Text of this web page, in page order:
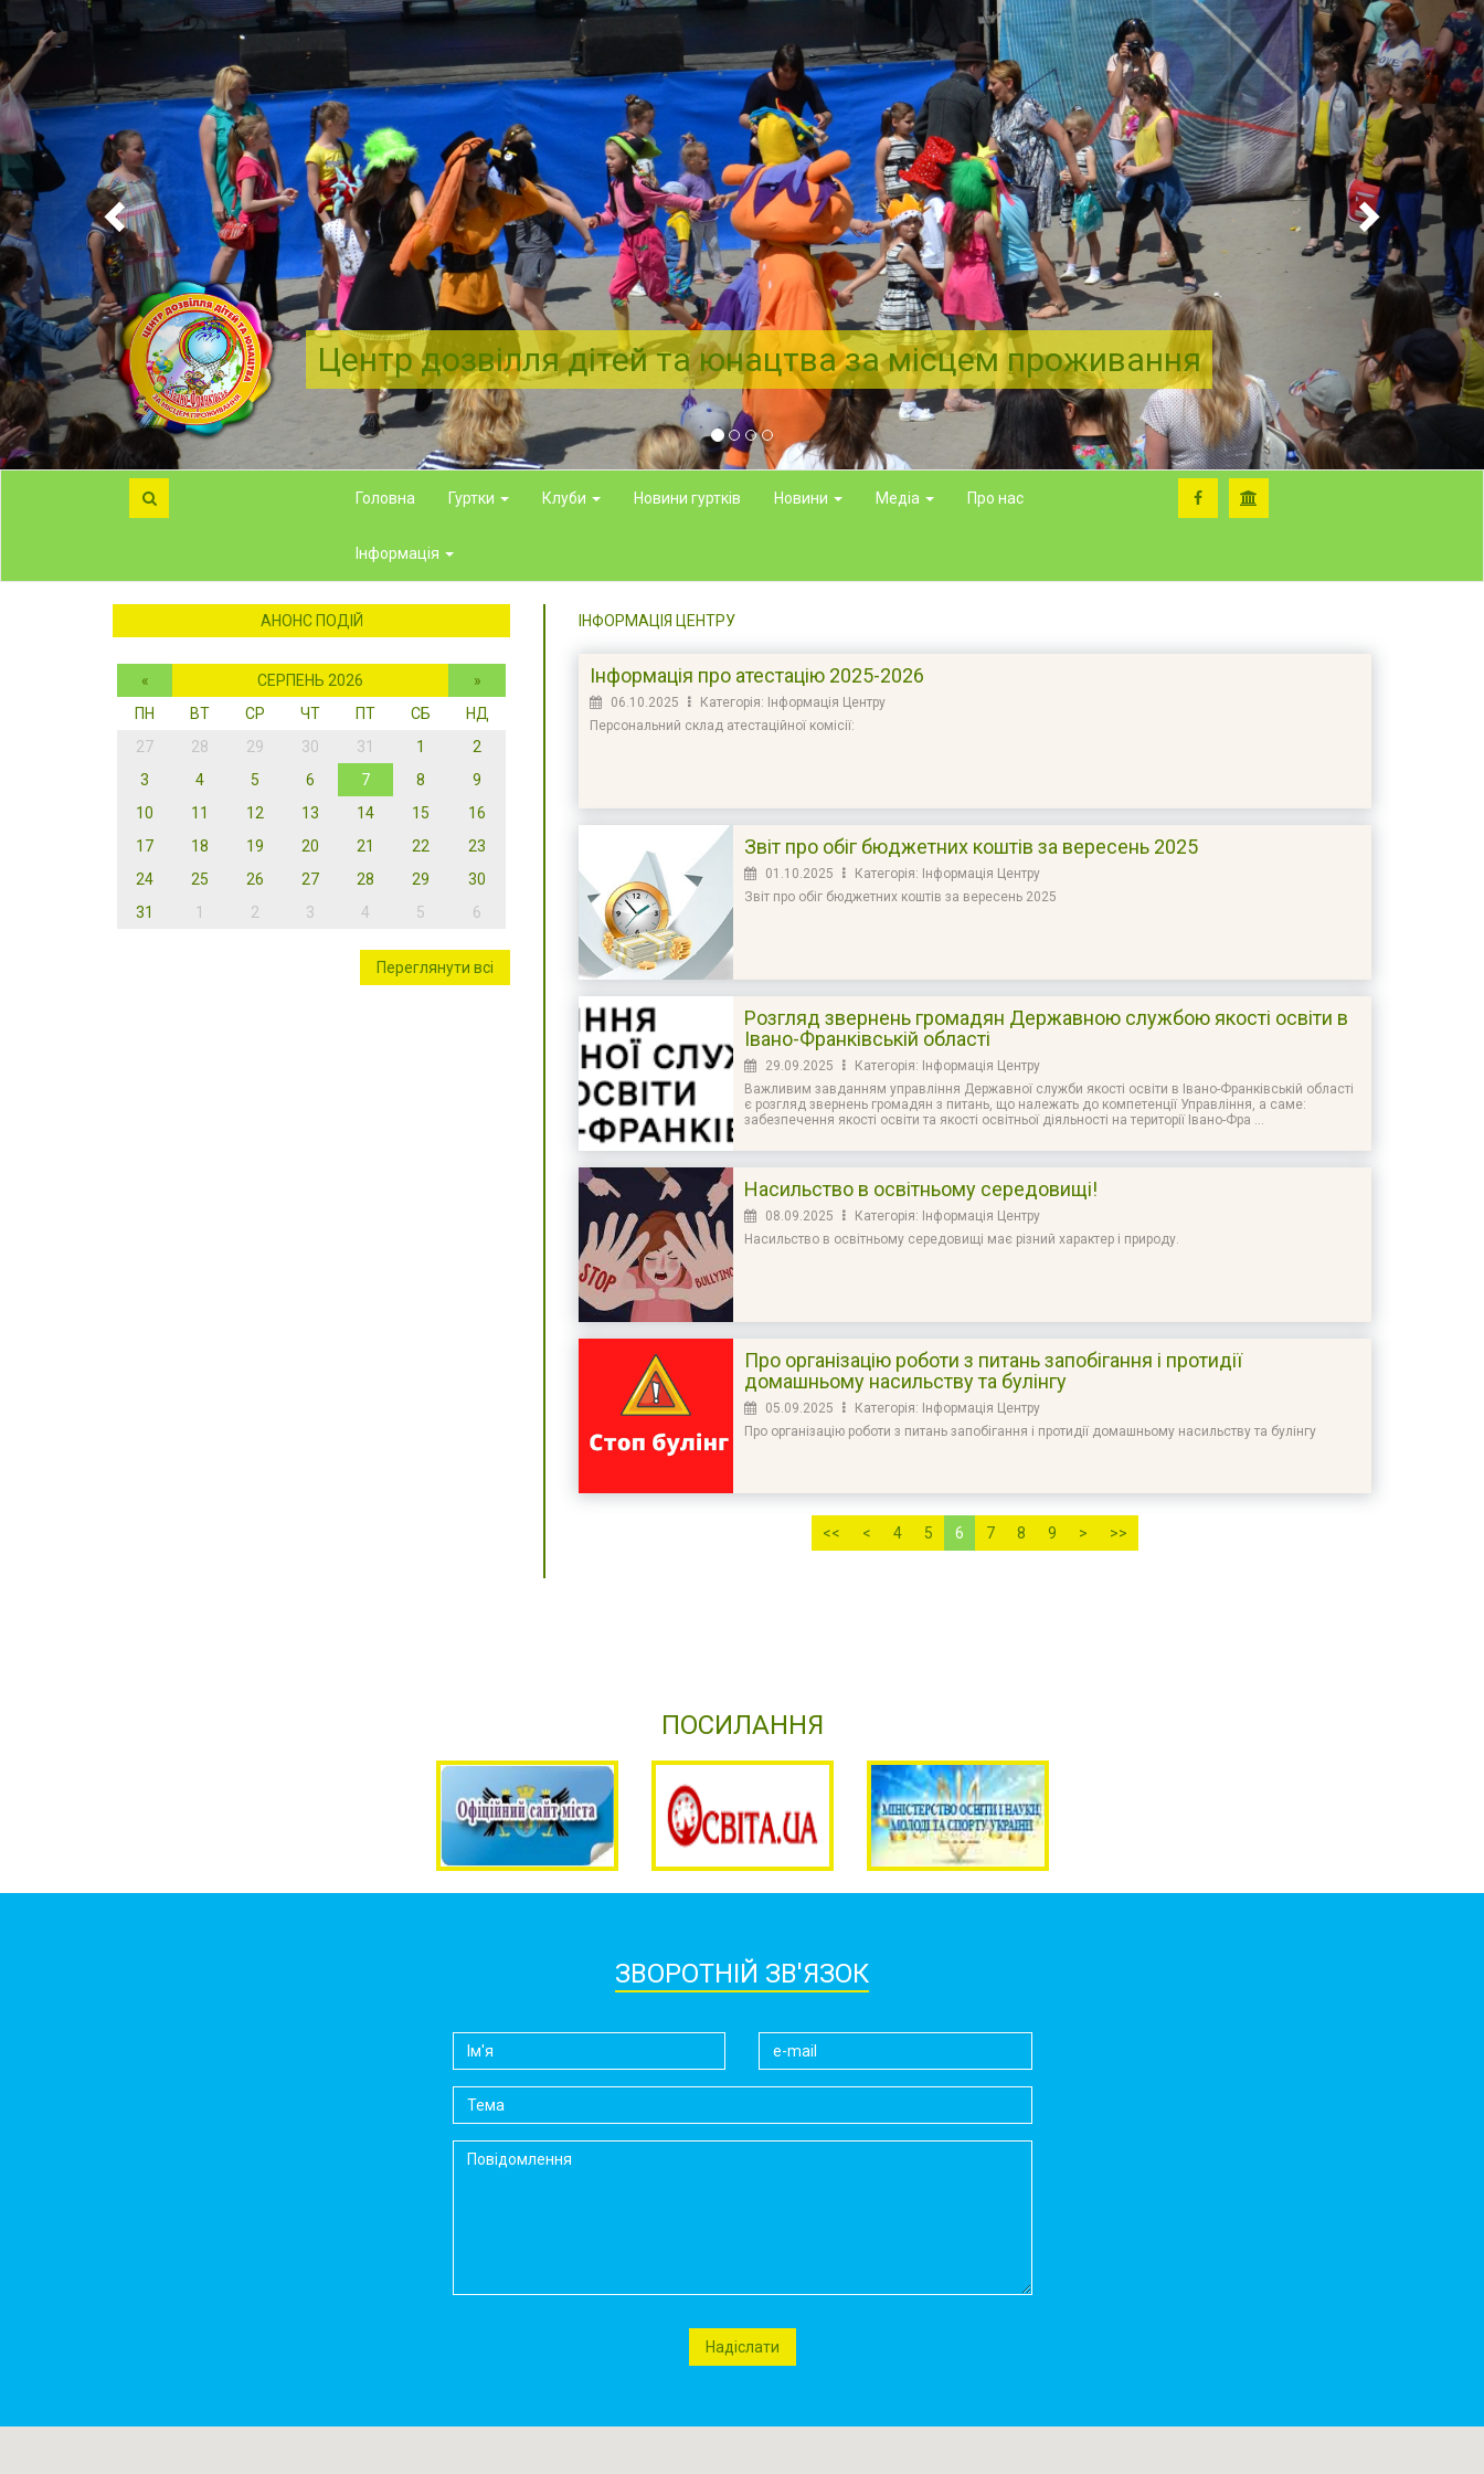
Центр дозвілля дітей та юнацтва за місцем проживання
Головна Гуртки Клуби Новини гуртків Новини Медіа Про нас
Інформація
АНОНС ПОДІЙ
« СЕРПЕНЬ 2026
»
ПН
ВТ СР ЧТ ПТ СБ
НД
27
28 29 30 31 1
2
3
4 5 6 7 8
9
10
11 12 13 14 15
16
17
18 19 20 21 22
23
24
25 26 27 28 29
30
31
1 2 3 4 5 6
Переглянути всі
ІНФОРМАЦІЯ ЦЕНТРУ
Інформація про атестацію 2025-2026
06.10.2025
Категорія: Інформація Центру
Персональний склад атестаційної комісії:
Детальніше
Звіт про обіг бюджетних коштів за вересень 2025
01.10.2025
Категорія: Інформація Центру
Звіт про обіг бюджетних коштів за вересень 2025
Розгляд звернень громадян Державною службою якості освіти в
Івано-Франківській області
29.09.2025
Категорія: Інформація Центру
Важливим завданням управління Державної служби якості освіти в Івано-Франківській області
є розгляд звернень громадян з питань, що належать до компетенції Управління, а саме:
забезпечення якості освіти та якості освітньої діяльності на території Івано-Фра ...
Насильство в освітньому середовищі!
08.09.2025
Категорія: Інформація Центру
Насильство в освітньому середовищі має різний характер і природу.
Про організацію роботи з питань запобігання і протидії
домашньому насильству та булінгу
05.09.2025
Категорія: Інформація Центру
Про організацію роботи з питань запобігання і протидії домашньому насильству та булінгу
<< < 4 5 6 7 8 9 > >>
ПОСИЛАННЯ
ЗВОРОТНІЙ ЗВ'ЯЗОК